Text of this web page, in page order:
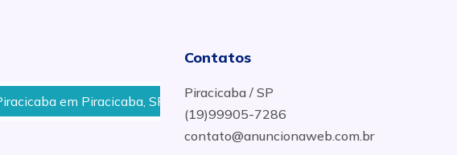
em Piracicaba, SP Preço Selador Acrílico no Bairro Cidade
Contatos
Piracicaba / SP
(19)99905-7286
contato@anuncionaweb.com.br